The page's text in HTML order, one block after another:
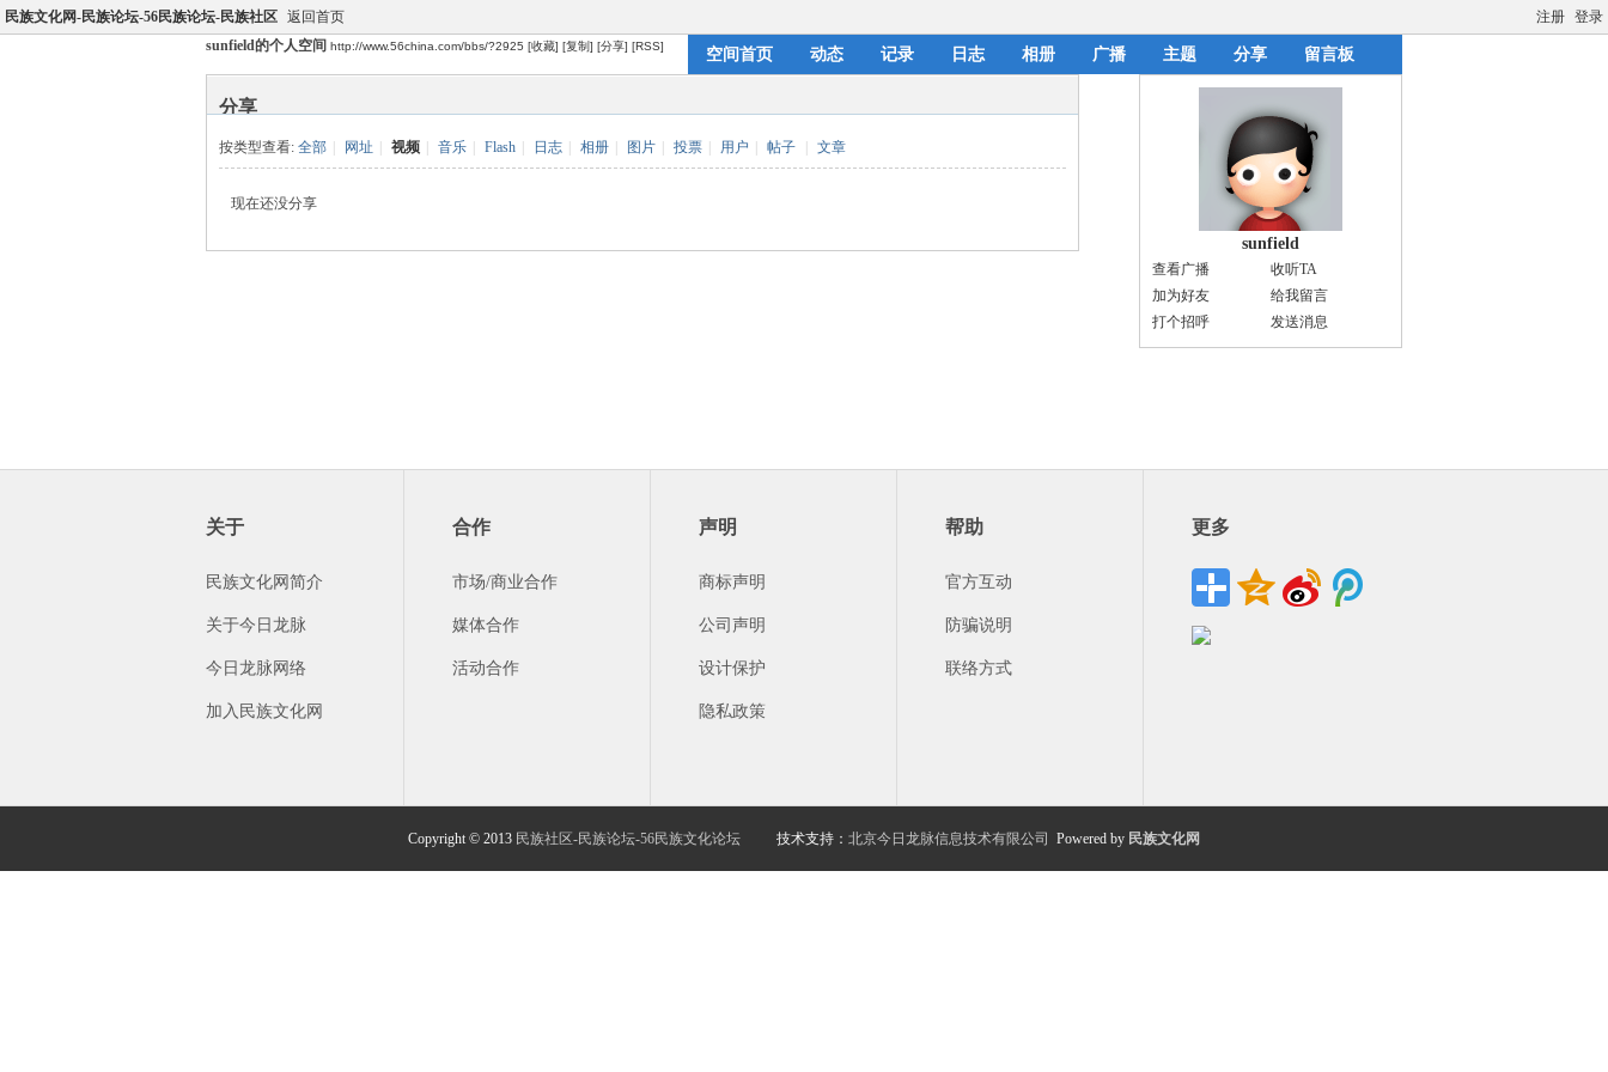
注册 登录
民族文化网-民族论坛-56民族论坛-民族社区 返回首页
sunfield的个人空间 http://www.56china.com/bbs/?2925 [收藏] [复制] [分享] [RSS] 空间首页 动态 记录 日志 相册 广播 主题 分享 留言板
分享
按类型查看: 全部 网址 视频 音乐 Flash 日志 相册 图片 投票 用户 帖子 文章
现在还没分享
sunfield
查看广播
收听TA
加为好友
给我留言
打个招呼
发送消息
关于
民族文化网简介
关于今日龙脉
今日龙脉网络
加入民族文化网
合作
市场/商业合作
媒体合作
活动合作
声明
商标声明
公司声明
设计保护
隐私政策
帮助
官方互动
防骗说明
联络方式
更多
Copyright © 2013 民族社区-民族论坛-56民族文化论坛 技术支持： 北京今日龙脉信息技术有限公司 Powered by 民族文化网